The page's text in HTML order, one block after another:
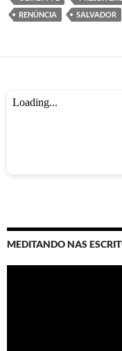
k
p
RENÚNCIA
SALVADOR
MEDITANDO NAS